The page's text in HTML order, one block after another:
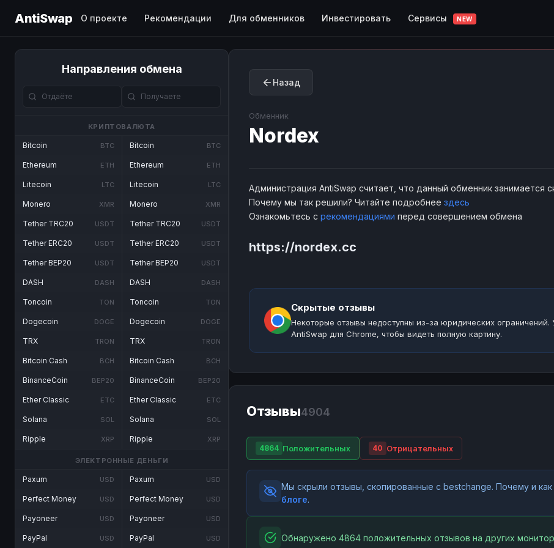
AntiSwap О проекте Рекомендации Для обменников Инвестировать Сервисы NEW
Направления обмена
КРИПТОВАЛЮТА
Bitcoin BTC
Ethereum ETH
Litecoin LTC
Monero XMR
Tether TRC20 USDT
Tether ERC20 USDT
Tether BEP20 USDT
DASH DASH
Toncoin TON
Dogecoin DOGE
TRX TRON
Bitcoin Cash BCH
BinanceCoin BEP20
Ether Classic ETC
Solana SOL
Ripple XRP
Bitcoin BTC
Ethereum ETH
Litecoin LTC
Monero XMR
Tether TRC20 USDT
Tether ERC20 USDT
Tether BEP20 USDT
DASH DASH
Toncoin TON
Dogecoin DOGE
TRX TRON
Bitcoin Cash BCH
BinanceCoin BEP20
Ether Classic ETC
Solana SOL
Ripple XRP
ЭЛЕКТРОННЫЕ ДЕНЬГИ
Paxum USD
Perfect Money USD
Payoneer USD
PayPal USD
Paxum USD
Perfect Money USD
Payoneer USD
PayPal USD
Назад
Обменник
Nordex
Администрация AntiSwap считает, что данный обменник занимается
Почему мы так решили? Читайте подробнее здесь
Ознакомьтесь с рекомендациями перед совершением обмена
https://nordex.cc
Скрытые отзывы
Некоторые отзывы недоступны из-за юридических ограничений.
AntiSwap для Chrome, чтобы видеть полную картину.
Отзывы4904
4864 Положительных 40 Отрицательных
Мы скрыли отзывы, скопированные с bestchange. Почему и
блоге.
Обнаружено 4864 положительных отзывов на других